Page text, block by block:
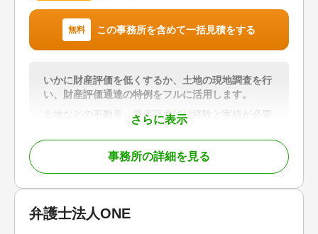
・電話、メール、LINEによるスピーディーなレスポ
ンス
・事前に確認できる明瞭な料金体系
・会計事務所グループならではのワンストップ対応
登記に関する不安や疑問がございましたら、まずは
対応地域
東京都、神奈川県、千葉県、埼玉県
対応業務
相続登記 / 相続手続き / 事業承継
対応体制
無料 この事務所を含めて一括見積をする
さらに表示
いかに財産評価を低くするか、土地の現地調査を行
い、財産評価通達の特例をフルに活用します。
土地などの不動産、資産評価には経験と実績が必要
です。相続業務に精通した税理士として相続税務支
援協会に加入しています。
相続税試算、遺言書作成、贈与税申告、会社設立、
節税対策、相続税申告は、相続税に強い税理士にお
を込めて相談を承ります。
事務所の詳細を見る
弁護士法人ONE